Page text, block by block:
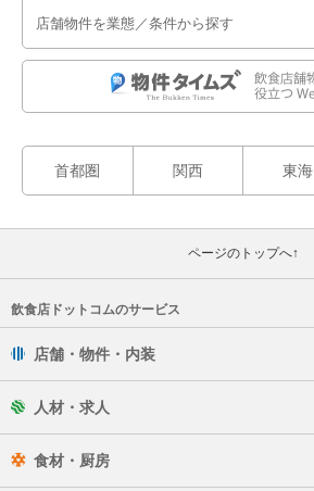
店舗物件を業態／条件から探す
首都圏 関西 東海
ページのトップへ↑
飲食店ドットコムのサービス
店舗・物件・内装
人材・求人
食材・厨房